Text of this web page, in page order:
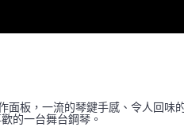
板，一流的琴鍵手感、令人回
的一台舞台鋼琴。